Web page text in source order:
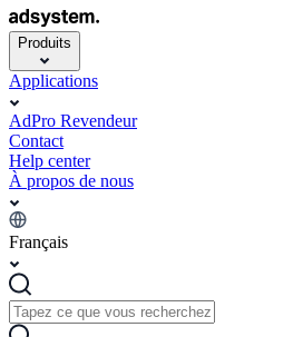
Produits
Applications
AdPro Revendeur
Contact
Help center
À propos de nous
Français